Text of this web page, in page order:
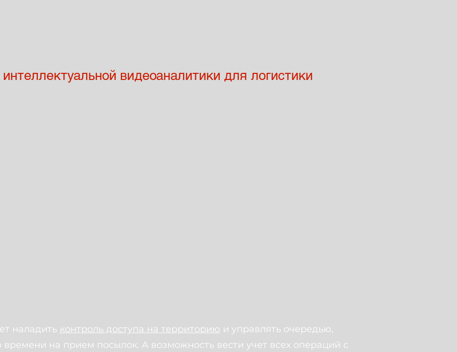
видеоаналитики для логистики
наладить контроль доступа на территорию и управлять очередью,
времени на прием посылок. А возможность вести учет всех операций с